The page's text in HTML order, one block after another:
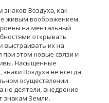
Воздуха, как
живым воображением.
на ментальный
открывать
выстраивать их на
при этом новые связи и
Насыщенные
Воздуха не всегда
осуществлении.
не деятели, внедрение
знакам Земли.